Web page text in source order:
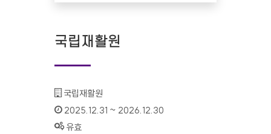
국립재활원
기관명 :
국립재활원
인증기간 :
2025.12.31 ~ 2026.12.30
상태 :
유효